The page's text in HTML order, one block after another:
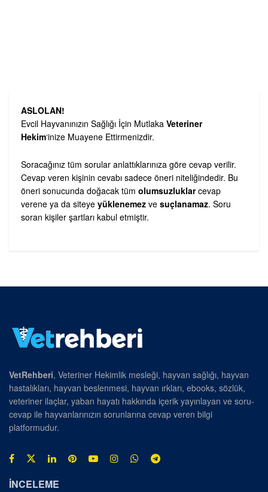
ASLOLAN!
Evcil Hayvanınızın Sağlığı İçin Mutlaka Veteriner
Hekim‘inize Muayene Ettirmenizdir.
Soracağınız tüm sorular anlattıklarınıza göre cevap verilir.
Cevap veren kişinin cevabı sadece öneri niteliğindedir. Bu
öneri sonucunda doğacak tüm olumsuzluklarcevap
verene ya da siteye yüklenemez ve suçlanamaz. Soru
soran kişiler şartları kabul etmiştir.
VetRehberi, Veteriner Hekimlik mesleği, hayvan sağlığı, hayvan
hastalıkları, hayvan beslenmesi, hayvan ırkları, ebooks, sözlük,
veteriner ilaçlar, yaban hayatı hakkında içerik yayınlayan ve soru-
cevap ile hayvanlarınızın sorunlarına cevap veren bilgi
platformudur.
İNCELEME